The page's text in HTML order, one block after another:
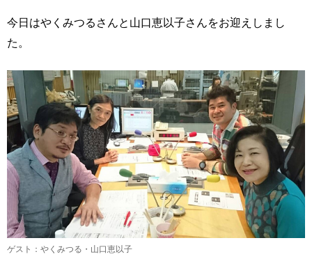
今日はやくみつるさんと山口恵以子さんをお迎えしまし
た。
ゲスト：やくみつる・山口恵以子